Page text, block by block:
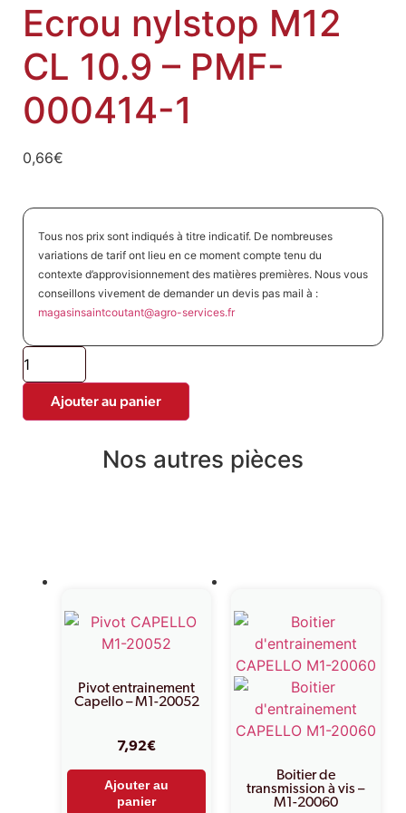
Ecrou nylstop M12
CL 10.9 – PMF-
000414-1
0,66€
Tous nos prix sont indiqués à titre indicatif. De nombreuses
variations de tarif ont lieu en ce moment compte tenu du
contexte d’approvisionnement des matières premières. Nous vous
conseillons vivement de demander un devis pas mail à :
magasinsaintcoutant@agro-services.fr
Ajouter au panier
Nos autres pièces
Pivot entrainement
Capello – M1-20052
7,92€
Ajouter au
panier
Boitier de
transmission à vis –
M1-20060